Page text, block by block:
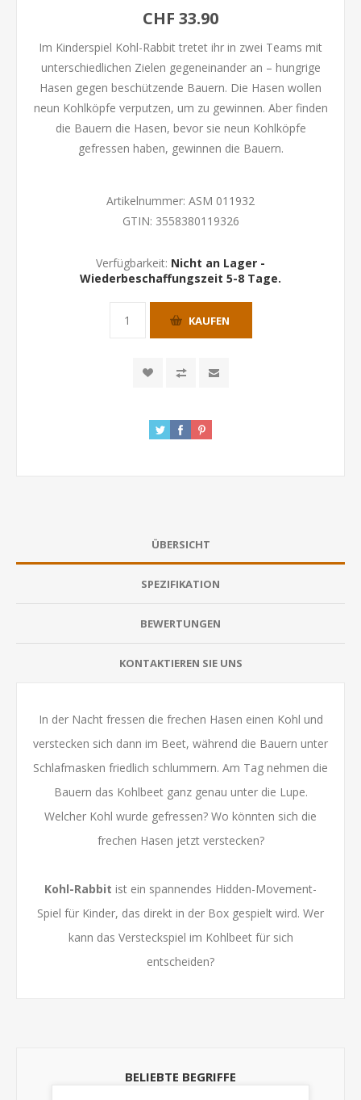
CHF 33.90
Im Kinderspiel Kohl-Rabbit tretet ihr in zwei Teams mit
unterschiedlichen Zielen gegeneinander an – hungrige
Hasen gegen beschützende Bauern. Die Hasen wollen
neun Kohlköpfe verputzen, um zu gewinnen. Aber finden
die Bauern die Hasen, bevor sie neun Kohlköpfe
gefressen haben, gewinnen die Bauern.
Artikelnummer: ASM 011932
GTIN: 3558380119326
Verfügbarkeit: Nicht an Lager -
Wiederbeschaffungszeit 5-8 Tage.
KAUFEN
ÜBERSICHT
SPEZIFIKATION
BEWERTUNGEN
KONTAKTIEREN SIE UNS
In der Nacht fressen die frechen Hasen einen Kohl und
verstecken sich dann im Beet, während die Bauern unter
Schlafmasken friedlich schlummern. Am Tag nehmen die
Bauern das Kohlbeet ganz genau unter die Lupe.
Welcher Kohl wurde gefressen? Wo könnten sich die
frechen Hasen jetzt verstecken?
Kohl-Rabbit ist ein spannendes Hidden-Movement-
Spiel für Kinder, das direkt in der Box gespielt wird. Wer
kann das Versteckspiel im Kohlbeet für sich
entscheiden?
BELIEBTE BEGRIFFE